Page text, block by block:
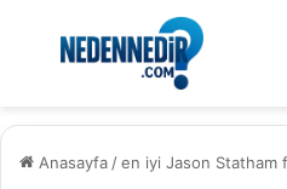
Menü
Anasayfa /en iyi Jason Statham